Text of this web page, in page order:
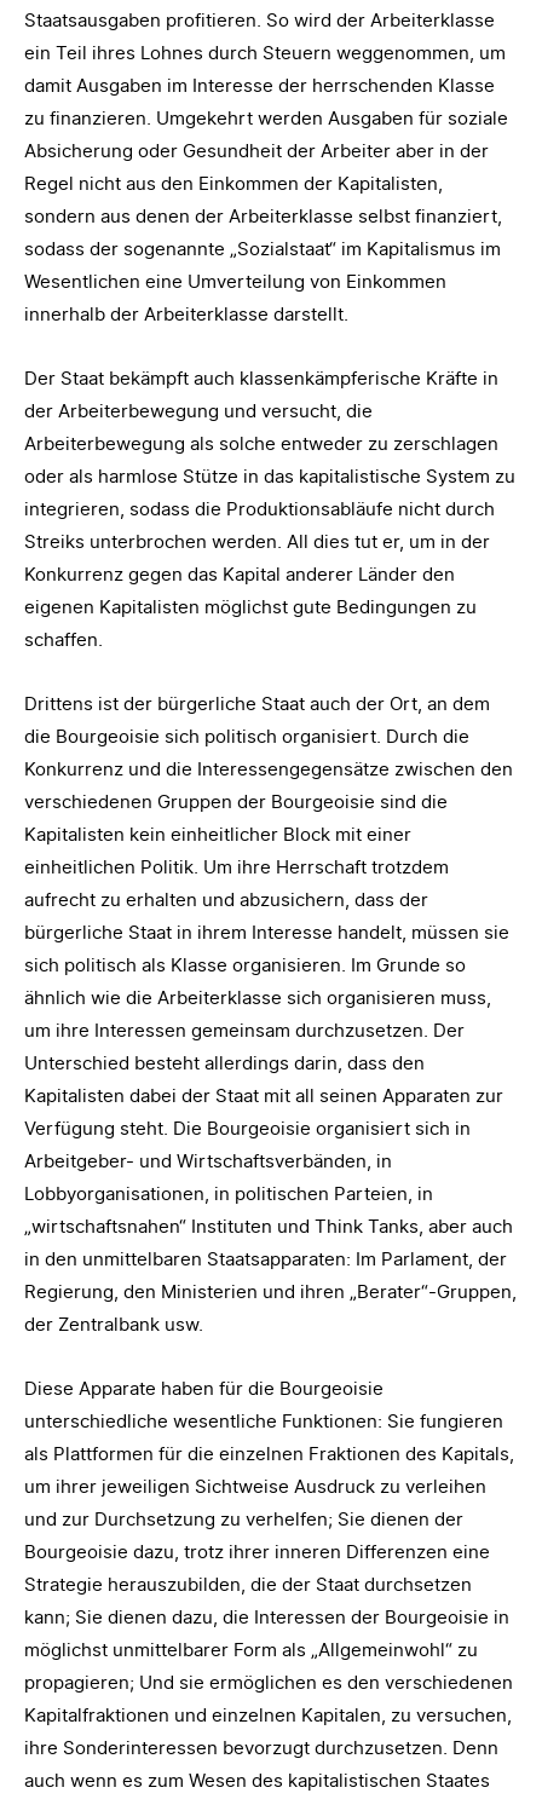
Staatsausgaben profitieren. So wird der Arbeiterklasse
ein Teil ihres Lohnes durch Steuern weggenommen, um
damit Ausgaben im Interesse der herrschenden Klasse
zu finanzieren. Umgekehrt werden Ausgaben für soziale
Absicherung oder Gesundheit der Arbeiter aber in der
Regel nicht aus den Einkommen der Kapitalisten,
sondern aus denen der Arbeiterklasse selbst finanziert,
sodass der sogenannte „Sozialstaat“ im Kapitalismus im
Wesentlichen eine Umverteilung von Einkommen
innerhalb der Arbeiterklasse darstellt.
Der Staat bekämpft auch klassenkämpferische Kräfte in
der Arbeiterbewegung und versucht, die
Arbeiterbewegung als solche entweder zu zerschlagen
oder als harmlose Stütze in das kapitalistische System zu
integrieren, sodass die Produktionsabläufe nicht durch
Streiks unterbrochen werden. All dies tut er, um in der
Konkurrenz gegen das Kapital anderer Länder den
eigenen Kapitalisten möglichst gute Bedingungen zu
schaffen.
Drittens ist der bürgerliche Staat auch der Ort, an dem
die Bourgeoisie sich politisch organisiert. Durch die
Konkurrenz und die Interessengegensätze zwischen den
verschiedenen Gruppen der Bourgeoisie sind die
Kapitalisten kein einheitlicher Block mit einer
einheitlichen Politik. Um ihre Herrschaft trotzdem
aufrecht zu erhalten und abzusichern, dass der
bürgerliche Staat in ihrem Interesse handelt, müssen sie
sich politisch als Klasse organisieren. Im Grunde so
ähnlich wie die Arbeiterklasse sich organisieren muss,
um ihre Interessen gemeinsam durchzusetzen. Der
Unterschied besteht allerdings darin, dass den
Kapitalisten dabei der Staat mit all seinen Apparaten zur
Verfügung steht. Die Bourgeoisie organisiert sich in
Arbeitgeber- und Wirtschaftsverbänden, in
Lobbyorganisationen, in politischen Parteien, in
„wirtschaftsnahen“ Instituten und Think Tanks, aber auch
in den unmittelbaren Staatsapparaten: Im Parlament, der
Regierung, den Ministerien und ihren „Berater“-Gruppen,
der Zentralbank usw.
Diese Apparate haben für die Bourgeoisie
unterschiedliche wesentliche Funktionen: Sie fungieren
als Plattformen für die einzelnen Fraktionen des Kapitals,
um ihrer jeweiligen Sichtweise Ausdruck zu verleihen
und zur Durchsetzung zu verhelfen; Sie dienen der
Bourgeoisie dazu, trotz ihrer inneren Differenzen eine
Strategie herauszubilden, die der Staat durchsetzen
kann; Sie dienen dazu, die Interessen der Bourgeoisie in
möglichst unmittelbarer Form als „Allgemeinwohl“ zu
propagieren; Und sie ermöglichen es den verschiedenen
Kapitalfraktionen und einzelnen Kapitalen, zu versuchen,
ihre Sonderinteressen bevorzugt durchzusetzen. Denn
auch wenn es zum Wesen des kapitalistischen Staates